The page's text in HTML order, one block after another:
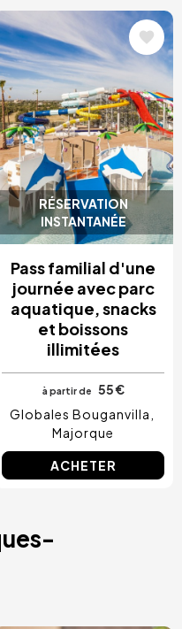
RÉSERVATION
INSTANTANÉE
Pass familial d'une
journée avec parc
aquatique, snacks
et boissons
illimitées
à partir de
55 €
Globales Bouganvilla
Majorque
ACHETER